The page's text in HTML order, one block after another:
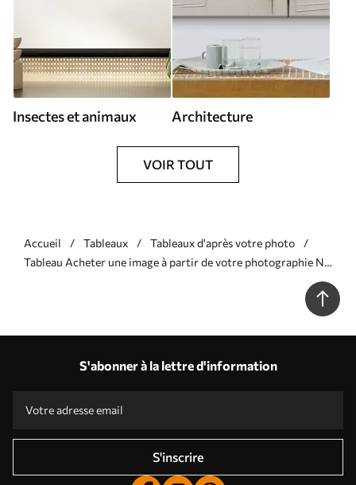
Insectes et animaux Architecture
VOIR TOUT
Accueil Tableaux
Tableaux d'après votre photo
Tableau Acheter une image à partir de votre photographie Nr
S'abonner à la lettre d'information
S'inscrire